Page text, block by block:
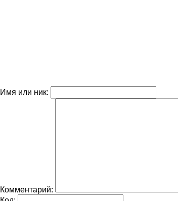
Имя или ник:
Комментарий: